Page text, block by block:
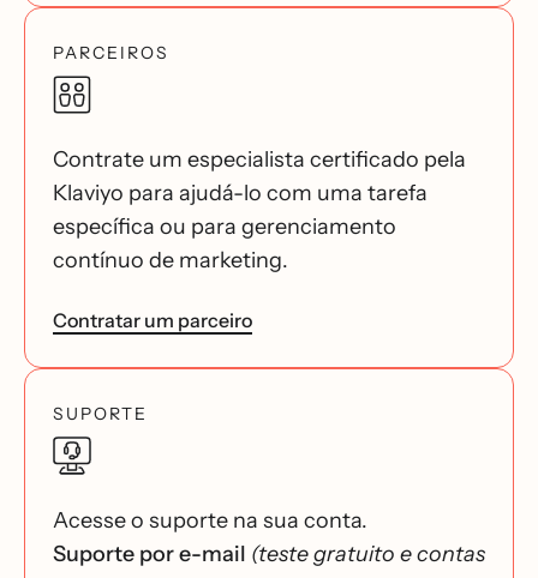
PARCEIROS
Contrate um especialista certificado pela
Klaviyo para ajudá-lo com uma tarefa
específica ou para gerenciamento
contínuo de marketing.
Contratar um parceiro
SUPORTE
Acesse o suporte na sua conta.
Suporte por e-mail (teste gratuito e contas